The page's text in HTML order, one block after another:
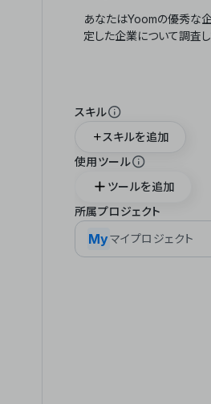
スキル
スキルを追加
使用ツール
ツールを追加
所属プロジェクト
Myマイプロジェクト